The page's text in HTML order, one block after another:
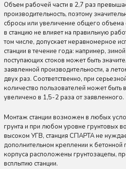
Объем рабочей части в 2,7 раз
производительность, поэтому
сбросы или увеличение общего объема
в станцию не влияет на правильную
том числе, допускает неравномерное
станции в течение года: например,
поступающих стоков может быть
заявленной производительности, а
двух раз. Соответственно, при
количество пользователей может быть
увеличено в 1,5-2 раза от заявленного.
Монтаж станции возможен в любых
грунта и при любом уровне грунтовых
высоком УГВ, станция СПАРТА не
дополнительном креплении к бетонной
корпуса расположены грунтозацепы,
всплытию станции.